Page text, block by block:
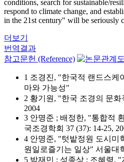
conditions, search for sustainable/
respond to climate change, and
in the 21st century" will be seriously
더보기
번역결과
참고문헌 (Reference)
1 조경진, "한국적 랜드스케
마와 가능성"
2 황기원, "한국 조경의 문화
2004
3 안명준 ; 배정한, "통합적
국조경학회 37 (37): 14-25,
4 안명준, "텃밭정원 도시미
원일로즐기는 일상" 서울대
5 박재민 ; 성종상 ; 조혜령,